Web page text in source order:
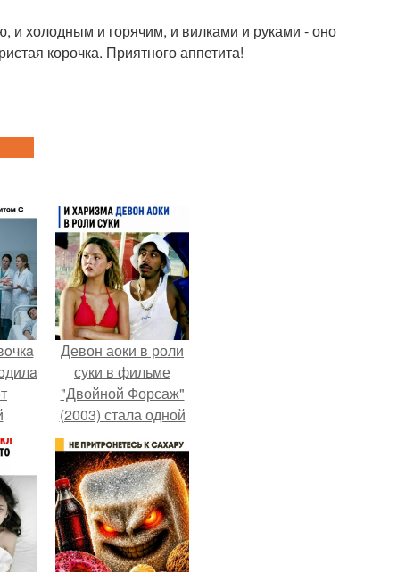
и холодным и горячим, и вилками и руками - оно
корочка. Приятного аппетита!
Девон аоки в роли
суки в фильме
"Двойной Форсаж"
(2003) стала одной
из самых ярких и
запоминающихся
героинь всей
франшизы.